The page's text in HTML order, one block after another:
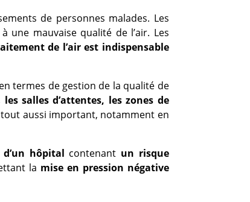
de personnes malades. Les
une mauvaise qualité de l’air. Les
de l’air est indispensable
termes de gestion de la qualité de
les salles d’attentes, les zones de
aussi important, notamment en
hôpital contenant un risque
la mise en pression négative